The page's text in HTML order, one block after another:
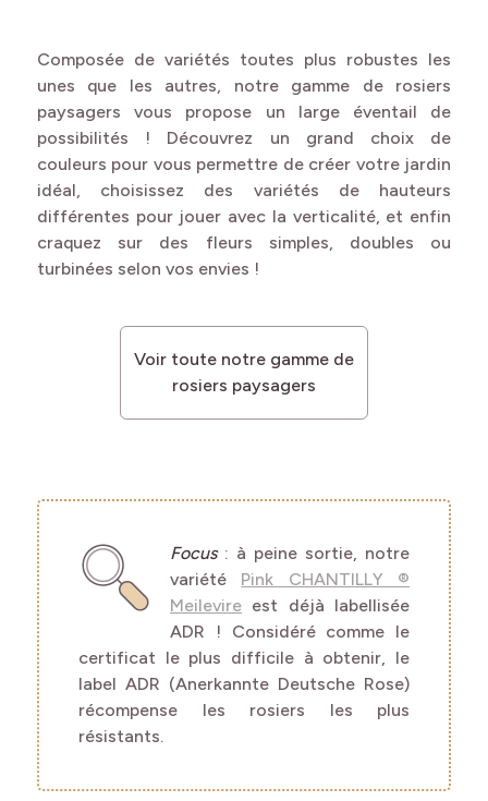
Composée de variétés toutes plus robustes les
unes que les autres, notre gamme de rosiers
paysagers vous propose un large éventail de
possibilités ! Découvrez un grand choix de
couleurs pour vous permettre de créer votre jardin
idéal, choisissez des variétés de hauteurs
différentes pour jouer avec la verticalité, et enfin
craquez sur des fleurs simples, doubles ou
turbinées selon vos envies !
Voir toute notre gamme de
rosiers paysagers
Focus: à peine sortie, notre
variété Pink CHANTILLY ®
Meilevire est déjà labellisée
ADR ! Considéré comme le
certificat le plus difficile à obtenir, le
label ADR (Anerkannte Deutsche Rose)
récompense les rosiers les plus
résistants.